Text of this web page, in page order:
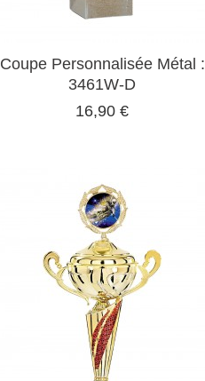
Coupe Personnalisée Métal :
3461W-D
16,90 €